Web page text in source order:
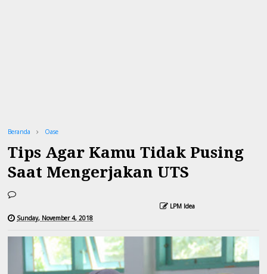
Beranda Oase
Tips Agar Kamu Tidak Pusing
Saat Mengerjakan UTS
LPM Idea
Sunday, November 4, 2018